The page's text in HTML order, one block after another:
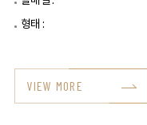
형태 :
VIEW MORE